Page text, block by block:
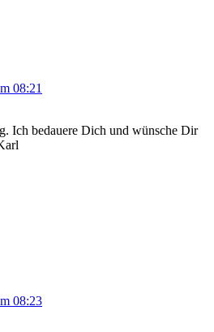
08:21
Ich bedauere Dich und wünsche Dir
08:23